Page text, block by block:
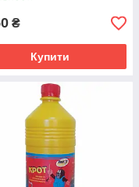
₴
Купити